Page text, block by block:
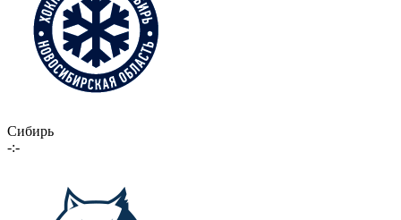
Сибирь
-:-